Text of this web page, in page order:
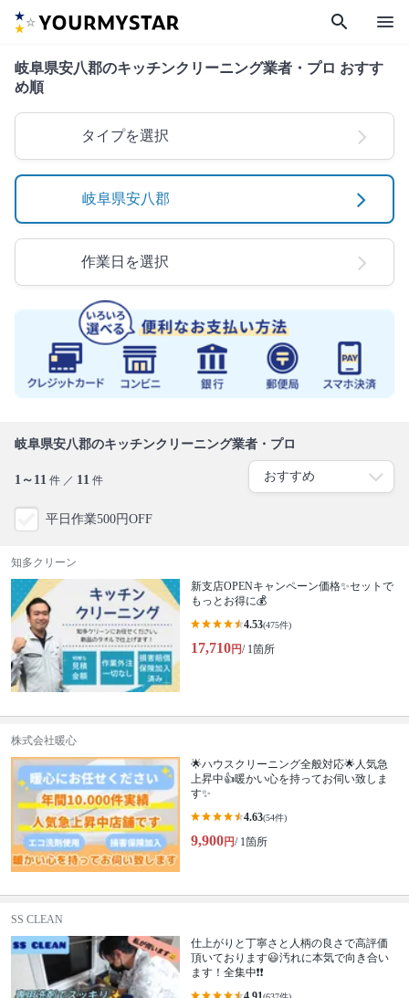
search menu
岐阜県安八郡のキッチンクリーニング業者・プロ おすす
め順
タイプを選択
岐阜県安八郡
作業日を選択
岐阜県安八郡のキッチンクリーニング業者・プロ
1～11 件 ／ 11 件
平日作業500円OFF
知多クリーン
新支店OPENキャンペーン価格✨セットで
もっとお得に💰
4.53(475件)
17,710円/ 1箇所
株式会社暖心
🌟ハウスクリーニング全般対応🌟人気急
上昇中👍暖かい心を持ってお伺い致しま
す✨
4.63(54件)
9,900円/ 1箇所
SS CLEAN
仕上がりと丁寧さと人柄の良さで高評価
頂いております😃汚れに本気で向き合い
ます！全集中❗️❗️